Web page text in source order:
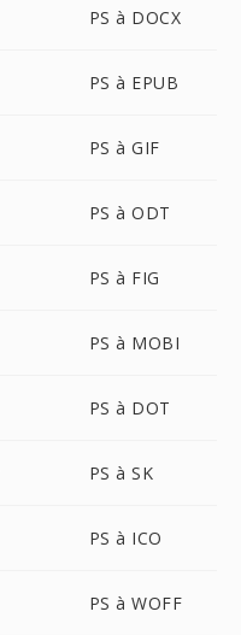
PS à DOCX
PS à EPUB
PS à GIF
PS à ODT
PS à FIG
PS à MOBI
PS à DOT
PS à SK
PS à ICO
PS à WOFF